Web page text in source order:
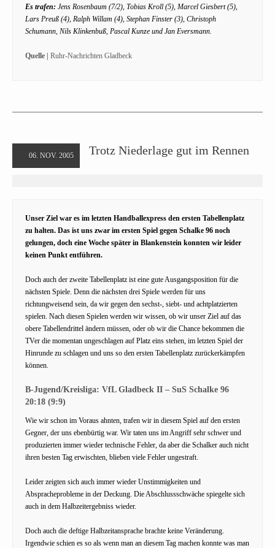
Es trafen: Jens Rosenbaum (7/2), Tobias Kroll (5), Marcel Giesbert (5),
Lars Preuß (4), Ralph Willam (4), Stephan Finster (3), Christoph
Schumann, Nils Klinkenbuß, Pascal Kunze und Jan Eversmann.
Quelle | Ruhr-Nachrichten Gladbeck
06. NOV. 2005 Trotz Niederlage gut im Rennen
Unser Ziel war es im letzten Handballexpress den ersten Tabellenplatz
zu halten. Das ist uns zwar im ersten Spiel gegen Schalke 96 noch
gelungen, doch eine Woche später in Blankenstein konnten wir leider
keinen Punkt entführen.
Doch auch der zweite Tabellenplatz ist eine gute Ausgangsposition für die
nächsten Spiele. Denn die nächsten drei Spiele werden für uns
richtungweisend sein, da wir gegen den sechst-, siebt- und achtplatzierten
spielen. Nach diesen Spielen werden wir wissen, ob wir unser Ziel auf das
obere Tabellendrittel ändern müssen, oder ob wir die Chance bekommen die
TVer die momentan ungeschlagen auf Platz eins stehen, im letzten Spiel der
Hinrunde zu schlagen und uns so den ersten Tabellenplatz zurückerkämpfen
können.
B-Jugend/Kreisliga: VfL Gladbeck II – SuS Schalke 96
20:18 (9:9)
Wie wir schon im Voraus ahnten, trafen wir in diesem Spiel auf den ersten
Gegner, der uns ebenbürtig war. Wir taten uns im Angriff sehr schwer und
produzierten immer wieder technische Fehler, da aber die Schalker auch nicht
ihren besten Tag erwischten, blieben viele Fehler ungestraft.
Leider zeigten sich auch immer wieder Unstimmigkeiten und
Abspracheprobleme in der Deckung. Die Abschlussschwäche spiegelte sich
auch in dem Halbzeitergebniss wieder.
Doch auch die deftige Halbzeitansprache brachte keine Veränderung.
Irgendwie schien es so als wenn man an diesem Tag machen konnte was man